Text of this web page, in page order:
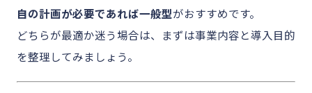
自の計画が必要であれば一般型がおすすめです。
どちらが最適か迷う場合は、まずは事業内容と導入目的
を整理してみましょう。